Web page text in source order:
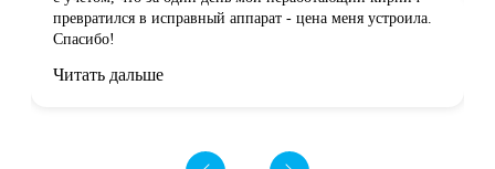
превратился в исправный аппарат - цена меня устроила.
Спасибо!
Читать дальше